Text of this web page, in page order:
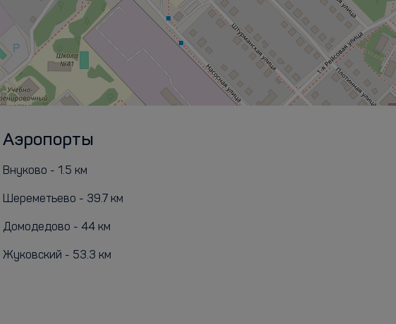
Аэропорты
Внуково - 1.5 км
Шереметьево - 39.7 км
Домодедово - 44 км
Жуковский - 53.3 км